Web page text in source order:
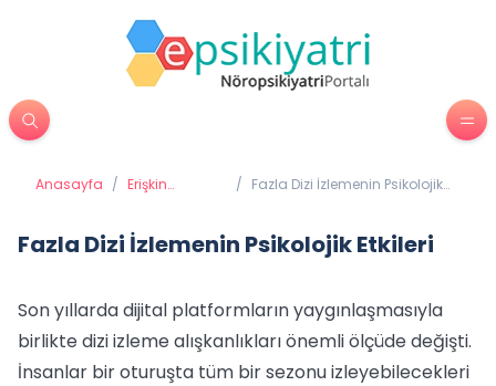
Anasayfa / Erişkin
/ Fazla Dizi İzlemenin Psikolojik
Fazla Dizi İzlemenin Psikolojik Etkileri
Son yıllarda dijital platformların yaygınlaşmasıyla
birlikte dizi izleme alışkanlıkları önemli ölçüde değişti.
İnsanlar bir oturuşta tüm bir sezonu izleyebilecekleri